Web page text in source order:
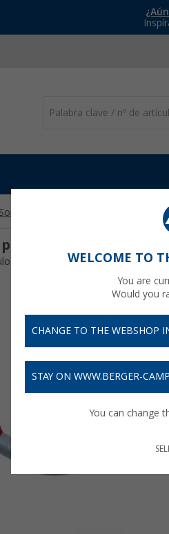
Soportes y fijaciones para bicicletas
bicicletas Bike-
134650 WELCOME TO
You are
Would you
CHANGE TO THE WEBSHOP
STAY ON WWW.BERGER-
You can change